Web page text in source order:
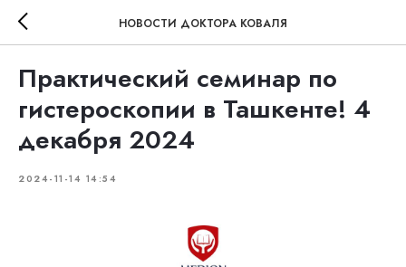
НОВОСТИ ДОКТОРА КОВАЛЯ
Практический семинар по
гистероскопии в Ташкенте! 4
декабря 2024
2024-11-14 14:54